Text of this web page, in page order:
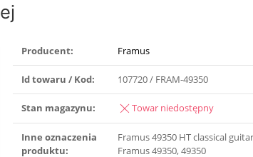
Producent: Framus
Id towaru / Kod: 107720 / FRAM-49350
Stan magazynu: Towar niedostępny
Inne oznaczenia
produktu:
Framus 49350 HT classical
Framus 49350, 49350